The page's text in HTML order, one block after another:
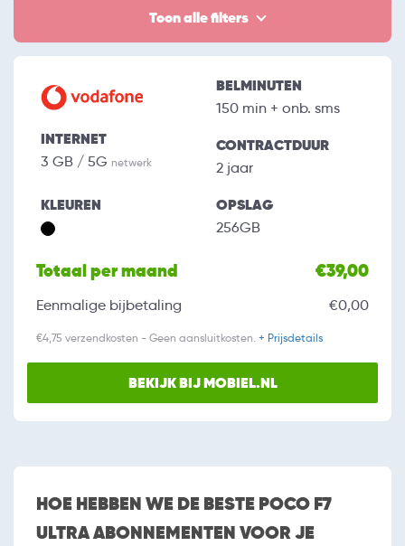
Toon alle filters
INTERNET
3 GB / 5G netwerk
BELMINUTEN
150 min + onb. sms
CONTRACTDUUR
2 jaar
KLEUREN OPSLAG
256GB
Totaal per maand €39,00
Eenmalige bijbetaling €0,00
€4,75 verzendkosten - Geen aansluitkosten. + Prijsdetails
BEKIJK BIJ MOBIEL.NL
HOE HEBBEN WE DE BESTE POCO F7
ULTRA ABONNEMENTEN VOOR JE